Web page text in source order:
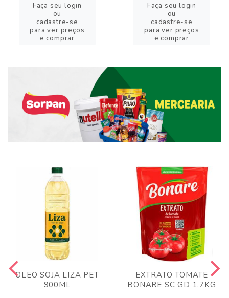
Faça seu login
ou
cadastre-se
para ver preços
e comprar
Faça seu login
ou
cadastre-se
para ver preços
e comprar
OLEO SOJA LIZA PET
900ML
EXTRATO TOMATE
BONARE SC GD 1,7KG